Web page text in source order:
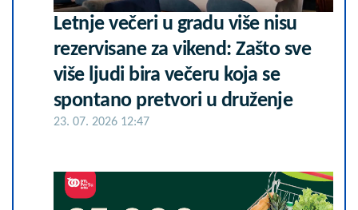
Letnje večeri u gradu više nisu
rezervisane za vikend: Zašto sve
više ljudi bira večeru koja se
spontano pretvori u druženje
23. 07. 2026 12:47